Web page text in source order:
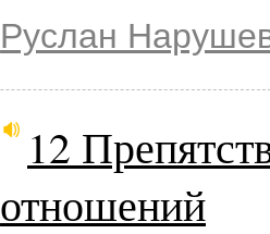
Руслан
12
отношений